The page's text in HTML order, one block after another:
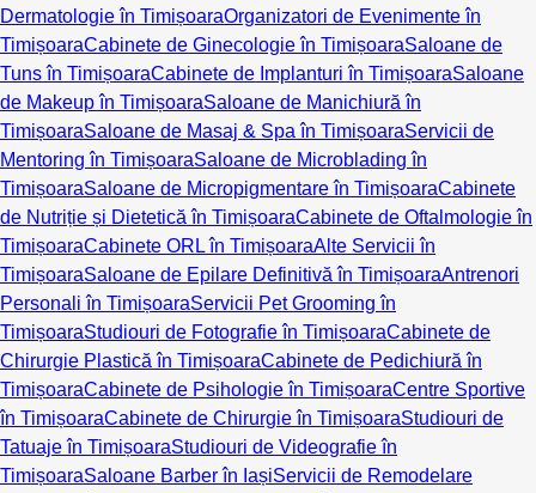
Dermatologie în TimișoaraOrganizatori de Evenimente în
TimișoaraCabinete de Ginecologie în TimișoaraSaloane de
Tuns în TimișoaraCabinete de Implanturi în TimișoaraSaloane
de Makeup în TimișoaraSaloane de Manichiură în
TimișoaraSaloane de Masaj & Spa în TimișoaraServicii de
Mentoring în TimișoaraSaloane de Microblading în
TimișoaraSaloane de Micropigmentare în TimișoaraCabinete
de Nutriție și Dietetică în TimișoaraCabinete de Oftalmologie în
TimișoaraCabinete ORL în TimișoaraAlte Servicii în
TimișoaraSaloane de Epilare Definitivă în TimișoaraAntrenori
Personali în TimișoaraServicii Pet Grooming în
TimișoaraStudiouri de Fotografie în TimișoaraCabinete de
Chirurgie Plastică în TimișoaraCabinete de Pedichiură în
TimișoaraCabinete de Psihologie în TimișoaraCentre Sportive
în TimișoaraCabinete de Chirurgie în TimișoaraStudiouri de
Tatuaje în TimișoaraStudiouri de Videografie în
TimișoaraSaloane Barber în IașiServicii de Remodelare